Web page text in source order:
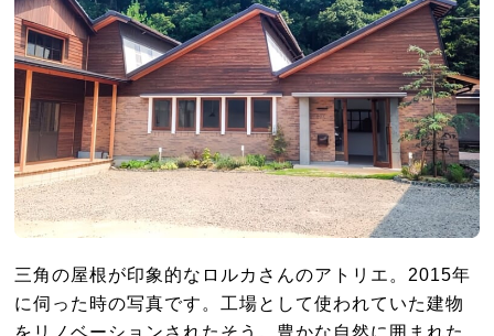
三角の屋根が印象的なロルカさんのアトリエ。2015年
に伺った時の写真です。工場として使われていた建物
をリノベーションされたそう。豊かな自然に囲まれた